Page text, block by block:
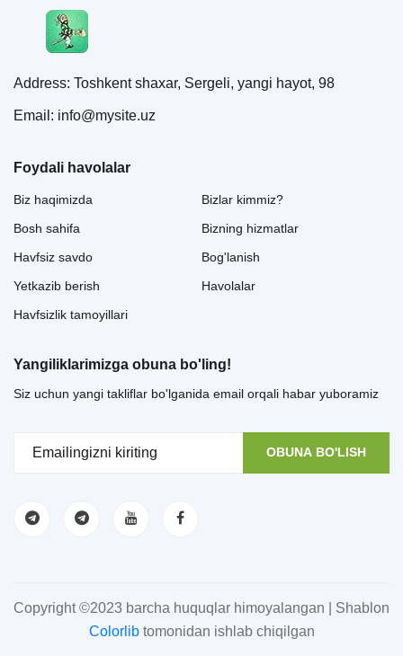
Address: Toshkent shaxar, Sergeli, yangi hayot, 98
Email: info@mysite.uz
Foydali havolalar
Biz haqimizda
Bosh sahifa
Havfsiz savdo
Yetkazib berish
Havfsizlik tamoyillari
Bizlar kimmiz?
Bizning hizmatlar
Bog'lanish
Havolalar
Yangiliklarimizga obuna bo'ling!
Siz uchun yangi takliflar bo'lganida email orqali habar yuboramiz
OBUNA BO'LISH
Copyright ©2023 barcha huquqlar himoyalangan | Shablon
Colorlibtomonidan ishlab chiqilgan